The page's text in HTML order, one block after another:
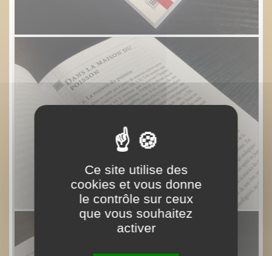
Ce site utilise des
cookies et vous donne
le contrôle sur ceux
que vous souhaitez
activer